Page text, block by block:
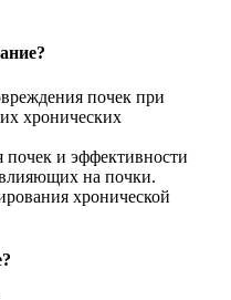
почек при
хронических
почек и эффективности
на почки.
хронической